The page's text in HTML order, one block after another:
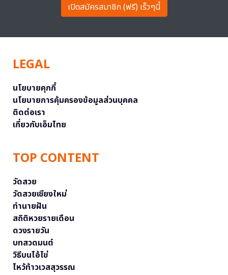
เปิดสมัครสมาชิก (ฟรี) เร็วๆนี้
LEGAL
นโยบายคุกกี้
นโยบายการคุ้มครองข้อมูลส่วนบุคคล
ติดต่อเรา
เกี่ยวกับเอ็มไทย
TOP CONTENT
วัดสวย
วัดสวยเชียงใหม่
ทำนายฝัน
สถิติหวยรายเดือน
ดวงรายวัน
บทสวดมนต์
วิธีบนไอ้ไข่
ไหว้ท้าวเวสสุวรรณ